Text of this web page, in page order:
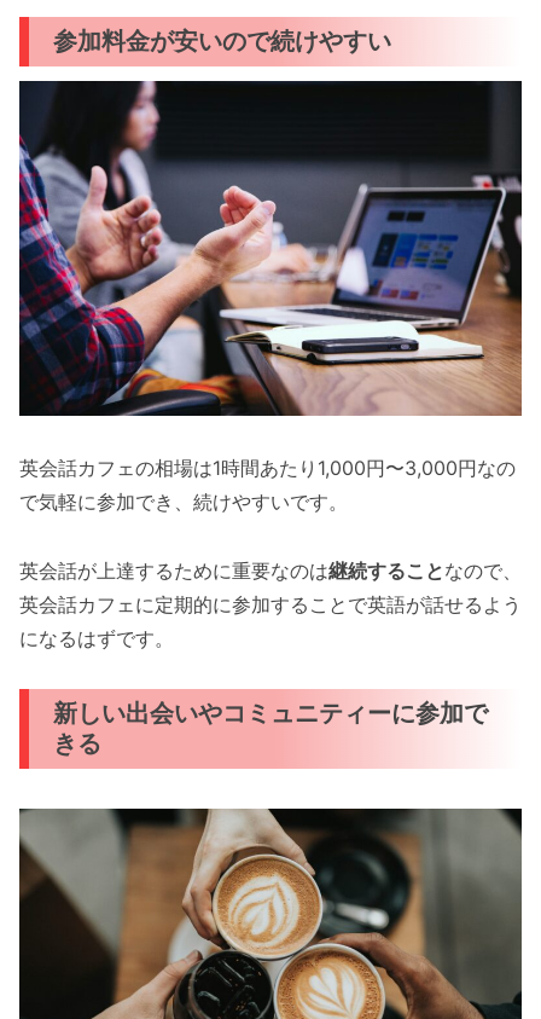
参加料金が安いので続けやすい
英会話カフェの相場は1時間あたり1,000円〜3,000円なの
で気軽に参加でき、続けやすいです。
英会話が上達するために重要なのは継続することなので、
英会話カフェに定期的に参加することで英語が話せるよう
になるはずです。
新しい出会いやコミュニティーに参加で
きる